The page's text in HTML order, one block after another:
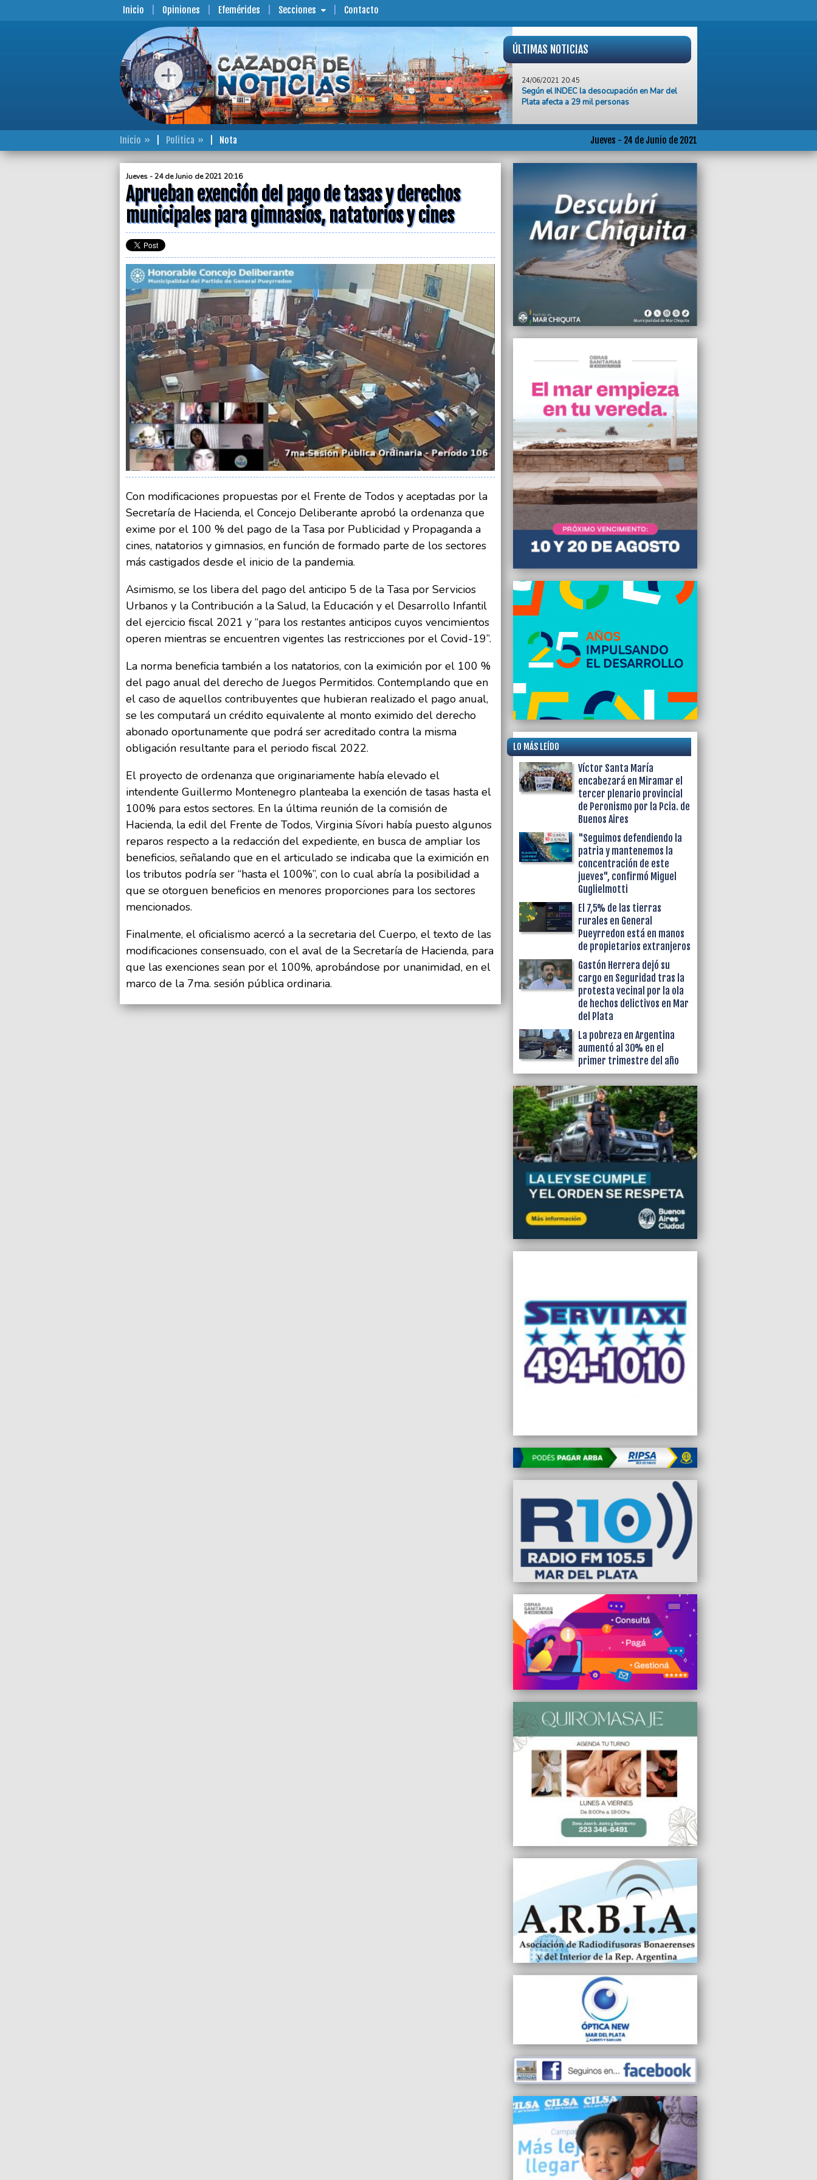
Inicio Opiniones Efemérides Secciones Contacto
ÚLTIMAS NOTICIAS
Según el INDEC la desocupación en Mar del
Plata afecta a 29 mil personas
Dos escuelas de Mar del Plata no podrán
reanudar la presencialidad el próximo lunes
Aprueban exención del pago de tasas y
derechos municipales para gimnasios,
24/06/2021 18:40
“Si queremos presencialidad en las escuelas,
debemos disminuir la actividad social”,
sostuvo el Dr. Alejandro Ferro
24/06/2021 18:23
Trabajan en un plan estratégico para potenciar
24/06/2021 18:20
Hugo Moyano pidió lugares para el
Disparada del verde, el dólar blue cerró en
24/06/2021 15:04
Gimena Accardi y Nico Vázquez sobrevivieron
al derrumbe en el edificio de Miami
24/06/2021 14:36
El Museo MAR reabre sus puertas
24/06/2021 12:09
Confirmaron 14 fallecimientos y 249 nuevos
casos de coronavirus en Gral Pueyrredon
Jueves - 24 de Junio de 2021
Inicio Politica Nota
Jueves - 24 de Junio de 2021 20:16
Aprueban exención del pago de tasas y derechos
municipales para gimnasios, natatorios y cines
Con modificaciones propuestas por el Frente de Todos y aceptadas por la
Secretaría de Hacienda, el Concejo Deliberante aprobó la ordenanza que
exime por el 100 % del pago de la Tasa por Publicidad y Propaganda a
cines, natatorios y gimnasios, en función de formado parte de los sectores
más castigados desde el inicio de la pandemia.
Asimismo, se los libera del pago del anticipo 5 de la Tasa por Servicios
Urbanos y la Contribución a la Salud, la Educación y el Desarrollo Infantil
del ejercicio fiscal 2021 y “para los restantes anticipos cuyos vencimientos
operen mientras se encuentren vigentes las restricciones por el Covid-19”.
La norma beneficia también a los natatorios, con la eximición por el 100 %
del pago anual del derecho de Juegos Permitidos. Contemplando que en
el caso de aquellos contribuyentes que hubieran realizado el pago anual,
se les computará un crédito equivalente al monto eximido del derecho
abonado oportunamente que podrá ser acreditado contra la misma
obligación resultante para el periodo fiscal 2022.
El proyecto de ordenanza que originariamente había elevado el
intendente Guillermo Montenegro planteaba la exención de tasas hasta el
100% para estos sectores. En la última reunión de la comisión de
Hacienda, la edil del Frente de Todos, Virginia Sívori había puesto algunos
reparos respecto a la redacción del expediente, en busca de ampliar los
beneficios, señalando que en el articulado se indicaba que la eximición en
los tributos podría ser “hasta el 100%”, con lo cual abría la posibilidad a
que se otorguen beneficios en menores proporciones para los sectores
mencionados.
Finalmente, el oficialismo acercó a la secretaria del Cuerpo, el texto de las
modificaciones consensuado, con el aval de la Secretaría de Hacienda, para
que las exenciones sean por el 100%, aprobándose por unanimidad, en el
marco de la 7ma. sesión pública ordinaria.
LO MÁS LEÍDO
Víctor Santa María
encabezará en Miramar el
tercer plenario provincial
de Peronismo por la Pcia. de
Buenos Aires
"Seguimos defendiendo la
patria y mantenemos la
concentración de este
jueves", confirmó Miguel
Guglielmotti
El 7,5% de las tierras
rurales en General
Pueyrredon está en manos
de propietarios extranjeros
Gastón Herrera dejó su
cargo en Seguridad tras la
protesta vecinal por la ola
de hechos delictivos en Mar
del Plata
La pobreza en Argentina
aumentó al 30% en el
primer trimestre del año